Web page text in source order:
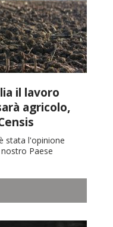
il lavoro
agricolo,
stata l'opinione
Paese